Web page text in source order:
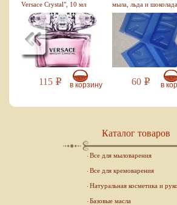
Versace Crystal", 10 мл
115 Р в корзину
мыла, льда и шоколада
"Конфеты-нуга"
60 Р в
Каталог товаров
Все для мыловарения
Все для кремоварения
Натуральная косметика и
Базовые масла